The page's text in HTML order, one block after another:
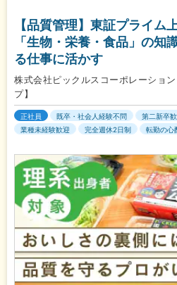
【品質管理】東証プライム
「生物・栄養・食品」の知
る仕事に活かす
株式会社ピックルスコーポレーショ
プ】
正社員 既卒・社会人経験不問 第二新卒
業種未経験歓迎
完全週休2日制 転勤の心